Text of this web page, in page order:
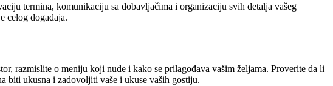
termina, komunikaciju sa dobavljačima i organizaciju svih detalja vašeg
celog događaja.
razmislite o meniju koji nude i kako se prilagođava vašim željama. Proverite da li
biti ukusna i zadovoljiti vaše i ukuse vaših gostiju.